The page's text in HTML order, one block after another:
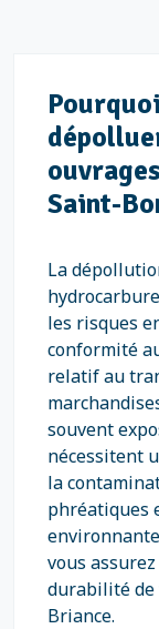
Saint-
La
les risques
conformité
relatif au
souvent
nécessitent
la
phréatiques
vous
durabilité de
Briance.